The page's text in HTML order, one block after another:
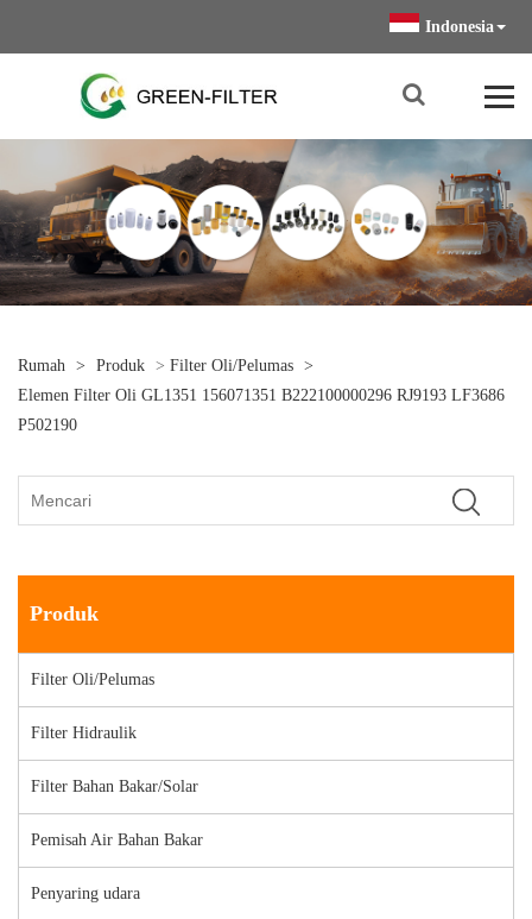
Indonesia
Rumah > Produk > Filter Oli/Pelumas >
Elemen Filter Oli GL1351 156071351 B222100000296 RJ9193 LF3686
P502190
Produk
Filter Oli/Pelumas
Filter Hidraulik
Filter Bahan Bakar/Solar
Pemisah Air Bahan Bakar
Penyaring udara